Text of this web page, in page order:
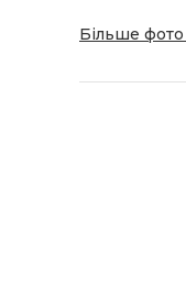
Більше фото